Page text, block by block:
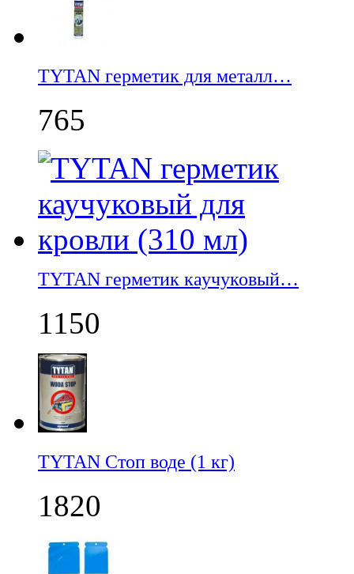
TYTAN герметик для металл…
765
TYTAN герметик каучуковый…
1150
TYTAN Стоп воде (1 кг)
1820